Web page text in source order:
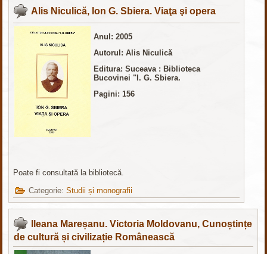
Alis Niculică, Ion G. Sbiera. Viaţa şi opera
Anul: 2005
Autorul: Alis Niculică
Editura:Suceava : Biblioteca
Bucovinei "I. G. Sbiera.
Pagini: 156
Poate fi consultată la bibliotecă.
Categorie:Studii și monografii
Ileana Mareșanu. Victoria Moldovanu, Cunoștințe
de cultură și civilizație Românească